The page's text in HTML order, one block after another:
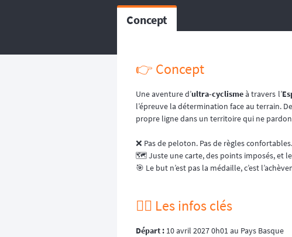
Concept
👉️ Concept
Une aventure d’ultra-cyclismeà travers l’
l’épreuve la détermination face au terrain.
propre ligne dans un territoire qui ne
❌ Pas de peloton. Pas de règles confortables.
🗺️ Juste une carte, des points imposés, et
🎯 Le but n’est pas la médaille, c’est
🚴‍♂️ Les infos clés
Départ : 10 avril 2027 0h01 au Pays Basque